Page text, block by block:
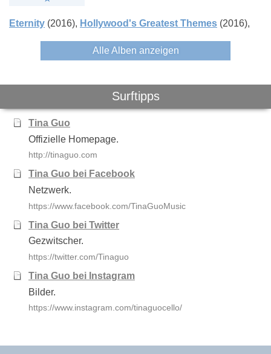
Eternity (2016) Hollywood's Greatest Themes (2016)
Alle Alben anzeigen
Surftipps
Tina Guo
Offizielle Homepage.
http://tinaguo.com
Tina Guo bei Facebook
Netzwerk.
https://www.facebook.com/TinaGuoMusic
Tina Guo bei Twitter
Gezwitscher.
https://twitter.com/Tinaguo
Tina Guo bei Instagram
Bilder.
https://www.instagram.com/tinaguocello/